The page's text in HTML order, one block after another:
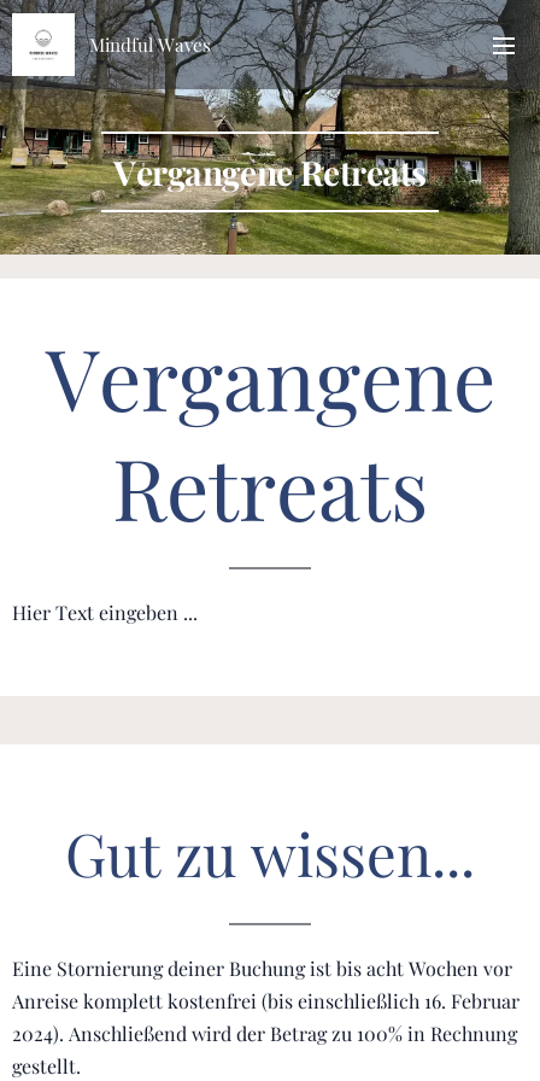
Mindful Waves
Vergangene Retreats
Vergangene
Retreats
Hier Text eingeben ...
Gut zu wissen...
Eine Stornierung deiner Buchung ist bis acht Wochen vor
Anreise komplett kostenfrei (bis einschließlich 16. Februar
2024). Anschließend wird der Betrag zu 100% in Rechnung
gestellt.